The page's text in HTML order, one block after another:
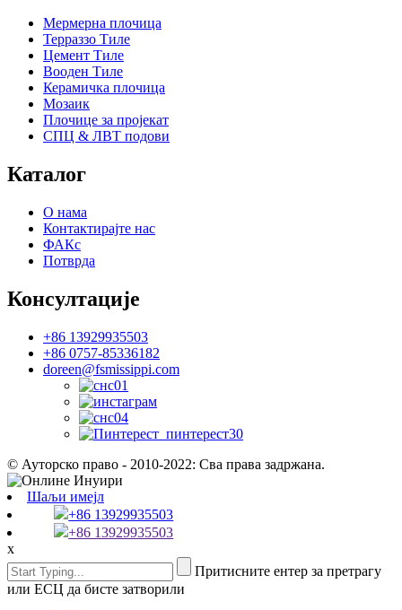
Мермерна плочица
Терраззо Тиле
Цемент Тиле
Вооден Тиле
Керамичка плочица
Мозаик
Плочице за пројекат
СПЦ & ЛВТ подови
Каталог
О нама
Контактирајте нас
ФАКс
Потврда
Консултације
+86 13929935503
+86 0757-85336182
doreen@fsmissippi.com
© Ауторско право - 2010-2022: Сва права задржана.
Шаљи имејл
+86 13929935503
+86 13929935503
x
Притисните ентер за претрагу
или ЕСЦ да бисте затворили